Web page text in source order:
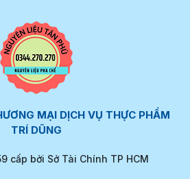
MẠI DỊCH VỤ THỰC PHẨM
TRÍ DŨNG
cấp bởi Sở Tài Chính TP HCM